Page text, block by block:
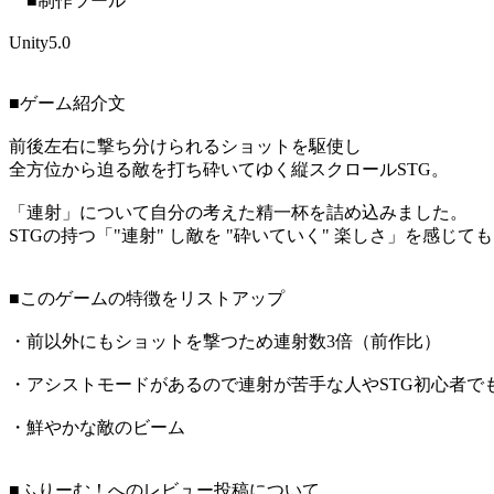
Unity5.0
■ゲーム紹介文
前後左右に撃ち分けられるショットを駆使し
全方位から迫る敵を打ち砕いてゆく縦スクロールSTG。
「連射」について自分の考えた精一杯を詰め込みました。
STGの持つ「"連射" し敵を "砕いていく" 楽しさ」を感じても
■このゲームの特徴をリストアップ
・前以外にもショットを撃つため連射数3倍（前作比）
・アシストモードがあるので連射が苦手な人やSTG初心者で
・鮮やかな敵のビーム
■ふりーむ！へのレビュー投稿について